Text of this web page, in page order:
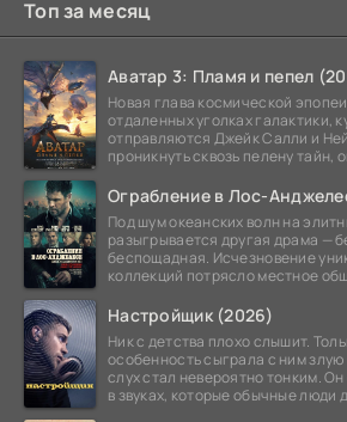
Топ за месяц
Аватар 3: Пламя и пепел
Новая глава космической
отдаленных уголках галактики,
отправляются Джейк Салли и
проникнуть сквозь пелену тайн,
Ограбление в Лос-
Под шум океанских волн на
разыгрывается другая драма —
беспощадная. Исчезновение
коллекций потрясло местное
Настройщик (2026)
Ник с детства плохо слышит.
особенность сыграла с ним
слух стал невероятно тонким.
в звуках, которые обычные люди